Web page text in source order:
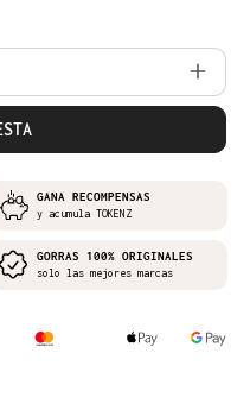
introduce la
GANA RECOMPENSAS
y acumula TOKENZ
GORRAS 100% ORIGINALES
solo las mejores marcas